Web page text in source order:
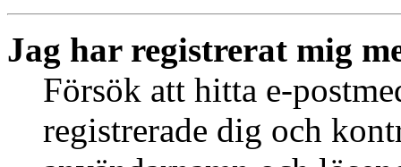
Jag har registrerat mig
Försök att hitta e-
registrerade dig och